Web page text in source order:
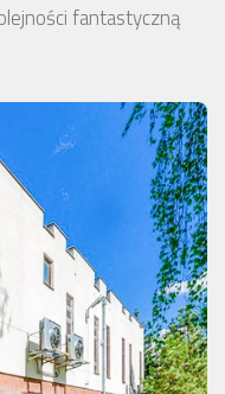
fantastyczną